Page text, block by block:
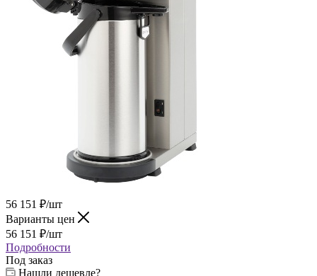
56 151 ₽/шт
Варианты цен
56 151 ₽/шт
Подробности
Под заказ
Нашли дешевле?